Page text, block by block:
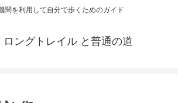
関を利用して自分で歩くためのガイド
ングトレイル と普通の道